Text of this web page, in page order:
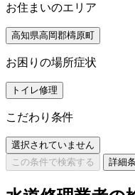
お住まいのエリア
高知県高岡郡檮原町
お困りの場所症状
トイレ修理
こだわり条件
選択されていません
この条件で検索する
詳細